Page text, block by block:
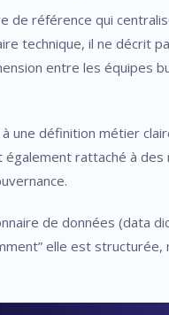
de référence qui
technique, il ne décrit
entre les équipes
une définition métier
également rattaché à
de données (data
elle est